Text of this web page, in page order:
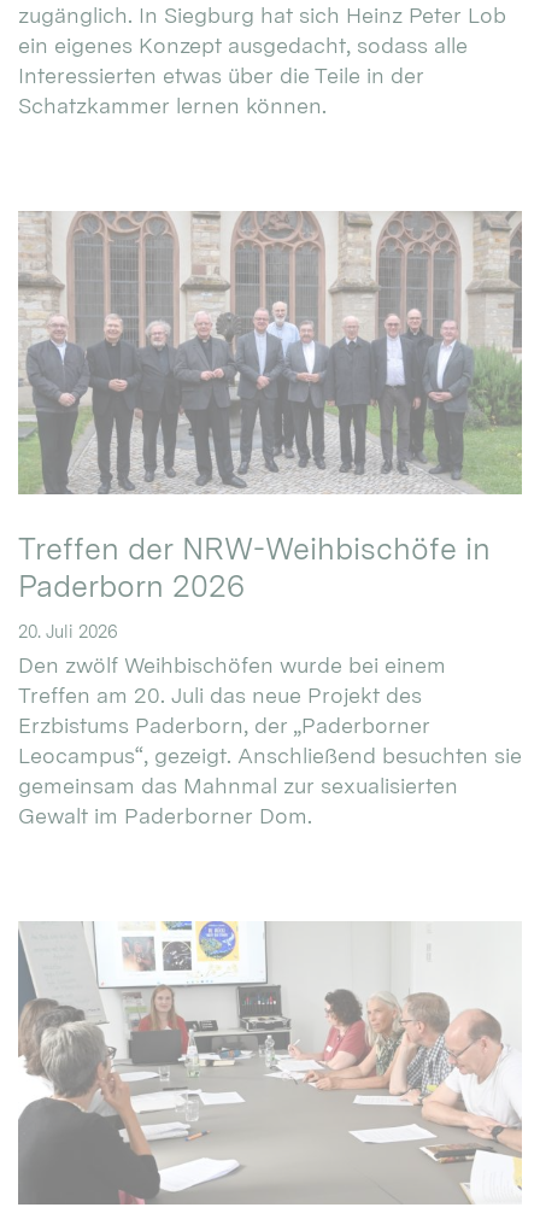
zugänglich. In Siegburg hat sich Heinz Peter Lob
ein eigenes Konzept ausgedacht, sodass alle
Interessierten etwas über die Teile in der
Schatzkammer lernen können.
Treffen der NRW-Weihbischöfe in
Paderborn 2026
20. Juli 2026
Den zwölf Weihbischöfen wurde bei einem
Treffen am 20. Juli das neue Projekt des
Erzbistums Paderborn, der „Paderborner
Leocampus“, gezeigt. Anschließend besuchten sie
gemeinsam das Mahnmal zur sexualisierten
Gewalt im Paderborner Dom.